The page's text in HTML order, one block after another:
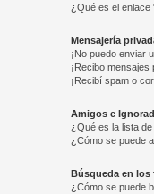
¿Qué es el enlace
Mensajería
¡No puedo enviar
¡Recibo
¡Recibí spam o
Amigos e
¿Qué es la lista
¿Cómo se puede
Búsqueda en los
¿Cómo se puede